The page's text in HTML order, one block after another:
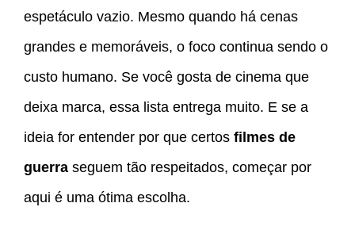
espetáculo vazio. Mesmo quando há cenas
grandes e memoráveis, o foco continua sendo o
custo humano. Se você gosta de cinema que
deixa marca, essa lista entrega muito. E se a
ideia for entender por que certos filmes de
guerra seguem tão respeitados, começar por
aqui é uma ótima escolha.